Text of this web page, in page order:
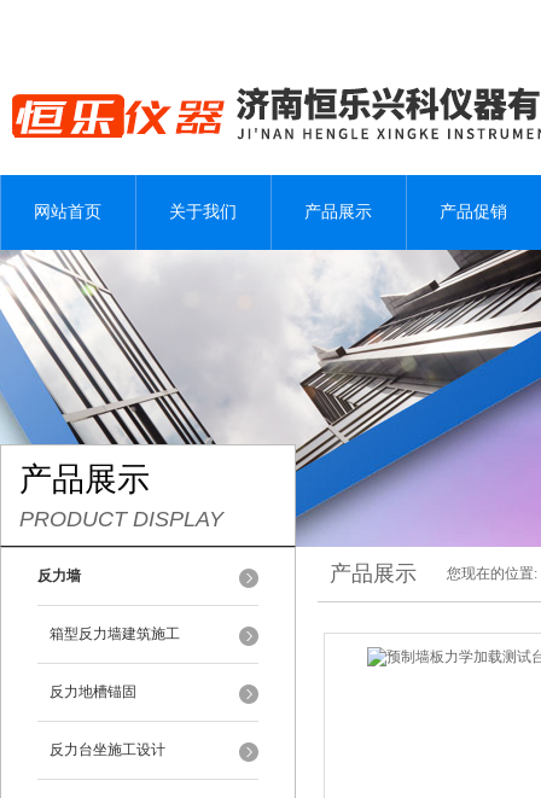
网站首页 关于我们 产品展示 产品促销
产品展示
PRODUCT DISPLAY
反力墙
箱型反力墙建筑施工
反力地槽锚固
反力台坐施工设计
产品展示 您现在的位置: